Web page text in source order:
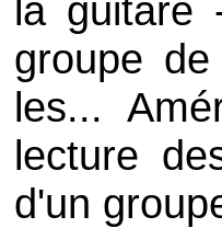
la guitare
groupe
les...
lecture
d'un